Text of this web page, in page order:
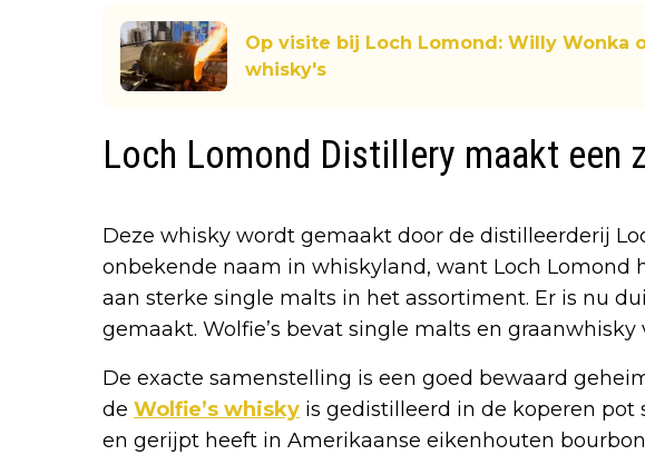
Op visite bij Loch Lomond: Willy Wonka
whisky's
Loch Lomond Distillery maakt een
Deze whisky wordt gemaakt door de distilleerderij
onbekende naam in whiskyland, want Loch Lomond
aan sterke single malts in het assortiment. Er is nu
gemaakt. Wolfie’s bevat single malts en graanwhisky
De exacte samenstelling is een goed bewaard
de Wolfie’s whisky is gedistilleerd in de koperen pot
en gerijpt heeft in Amerikaanse eikenhouten